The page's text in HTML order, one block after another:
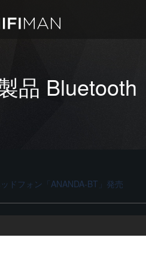
品 Bluetooth
型ヘッドフォ
ドフォン「ANANDA-BT」発売